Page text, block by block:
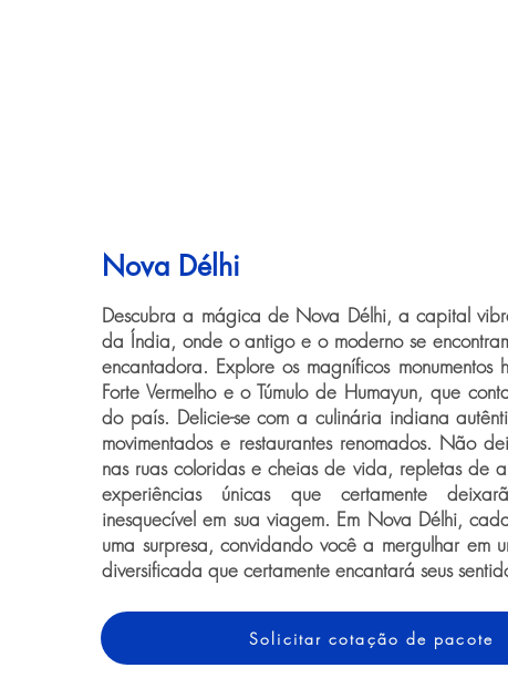
Nova Délhi
Descubra a mágica de Nova Délhi, a capital
da Índia, onde o antigo e o moderno se
encantadora. Explore os magníficos monumentos
Forte Vermelho e o Túmulo de Humayun, que
do país. Delicie-se com a culinária indiana
movimentados e restaurantes renomados. Não
nas ruas coloridas e cheias de vida, repletas de
experiências únicas que certamente
inesquecível em sua viagem. Em Nova Délhi,
uma surpresa, convidando você a mergulhar em
diversificada que certamente encantará seus
Solicitar cotação de pacote